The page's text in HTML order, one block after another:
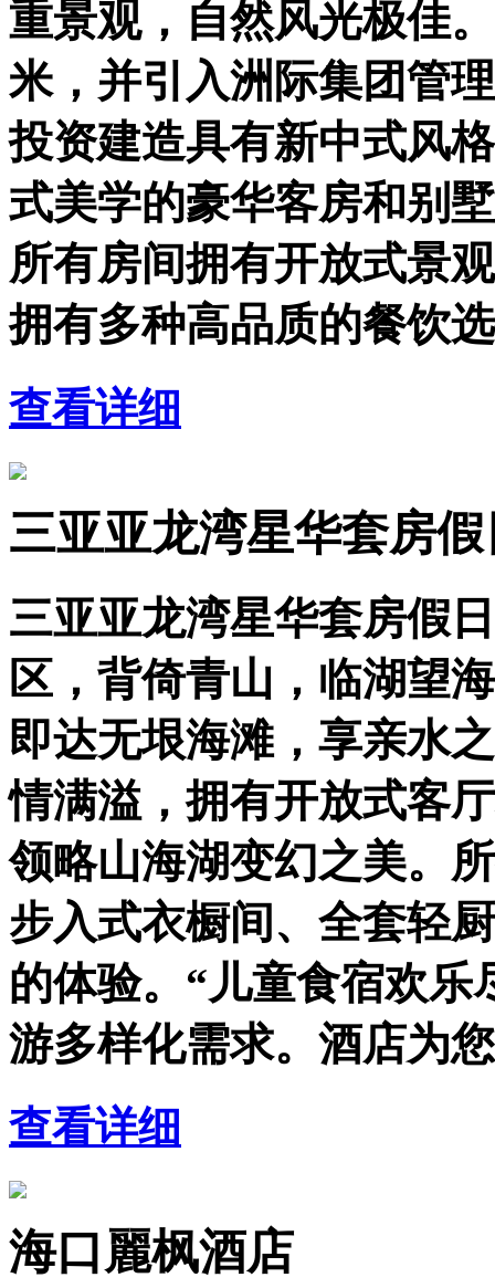
重景观，自然风光极佳
米，并引入洲际集团管
投资建造具有新中式风
式美学的豪华客房和别
所有房间拥有开放式景
拥有多种高品质的餐饮
查看详细
三亚亚龙湾星华套房
三亚亚龙湾星华套房假
区，背倚青山，临湖望
即达无垠海滩，享亲水
情满溢，拥有开放式客
领略山海湖变幻之美。
步入式衣橱间、全套轻
的体验。“儿童食宿欢乐
游多样化需求。酒店为
查看详细
海口麗枫酒店